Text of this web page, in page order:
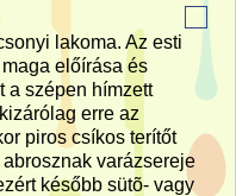
lakoma. Az esti
előírása és
a szépen hímzett
erre az
piros csíkos terítőt
varázsereje
később sütõ- vagy